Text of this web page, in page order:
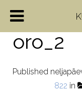
oro_2
Published
822 in